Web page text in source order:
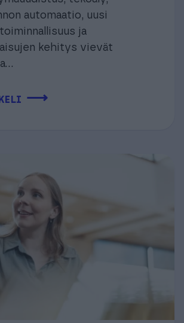
automaatio, uusi
ja
kehitys vievät
⟶